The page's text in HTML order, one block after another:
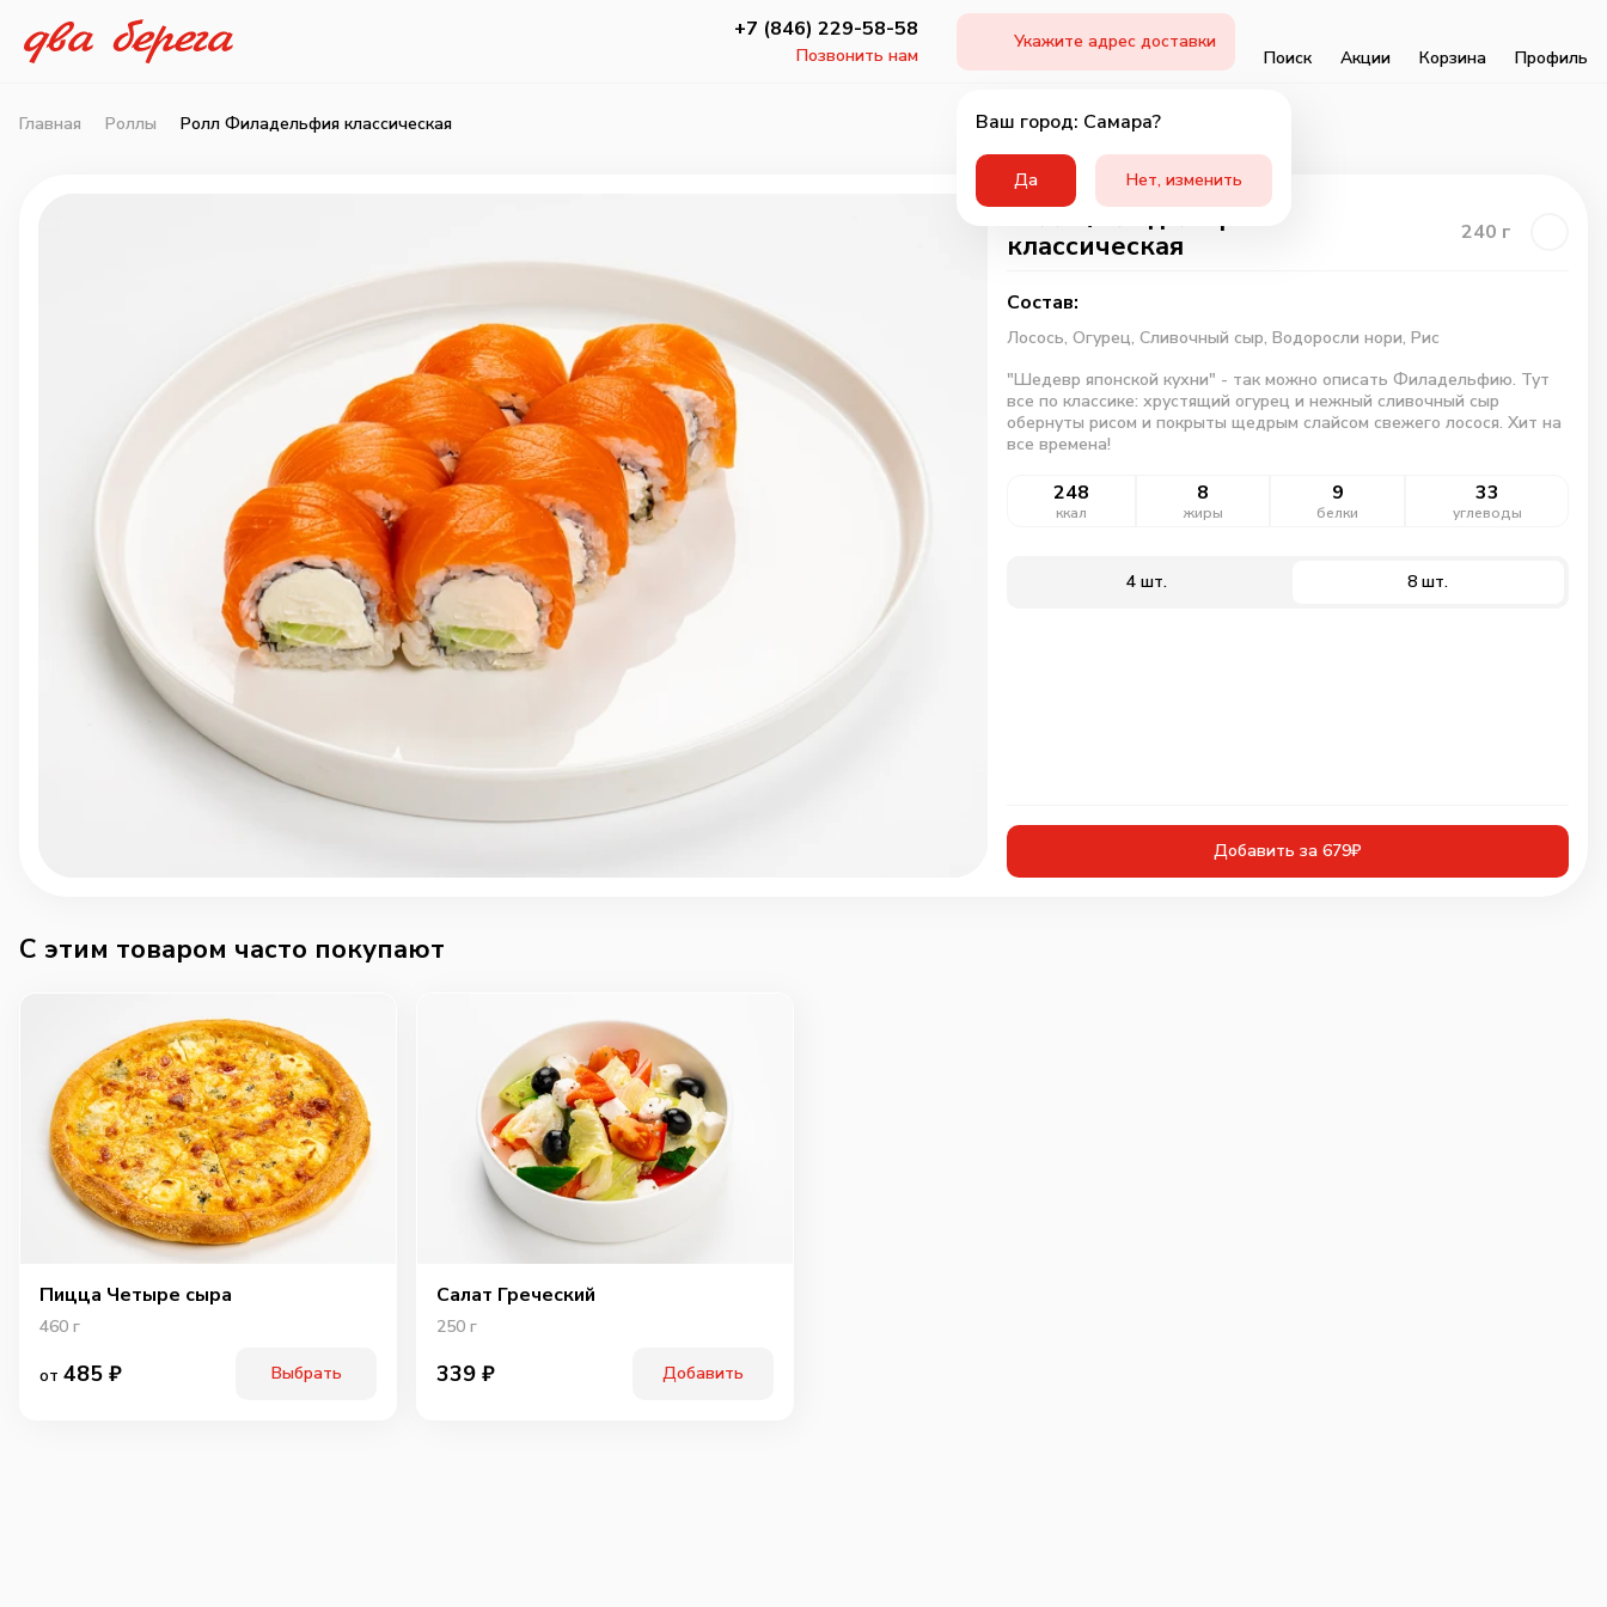
+7 (846) 229-58-58
Позвонить нам
Укажите адрес доставки
Ваш город: Самара?
Да Нет, изменить
Поиск Акции Корзина Профиль
Главная Роллы Ролл Филадельфия классическая
Ролл Филадельфия
классическая
240 г
Состав:
Лосось, Огурец, Сливочный сыр, Водоросли нори, Рис
"Шедевр японской кухни" - так можно описать Филадельфию. Тут
все по классике: хрустящий огурец и нежный сливочный сыр
обернуты рисом и покрыты щедрым слайсом свежего лосося. Хит на
все времена!
248
ккал
8
жиры
9
белки
33
углеводы
4 шт. 8 шт.
Добавить за 679₽
C этим товаром часто покупают
Пицца Четыре сыра
460 г
от 485 ₽ Выбрать
Салат Греческий
250 г
339 ₽ Добавить